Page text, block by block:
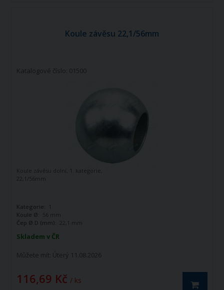
Koule závěsu 22,1/56mm
Katalogové číslo: 01500
Skladem v ČR
Můžete mít: Úterý 11.08.2026
116,69 Kč / ks
Koule závěsu dolní, 1. kategorie,
22,1/56mm
Kategorie:
1
Koule Ø:
56 mm
Čep Ø D (mm):
22,1 mm